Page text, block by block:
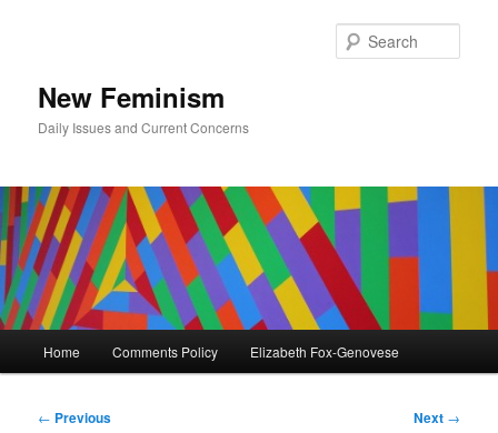
New Feminism
Daily Issues and Current Concerns
Home Comments Policy Elizabeth Fox-Genovese
Post
← Previous Next →